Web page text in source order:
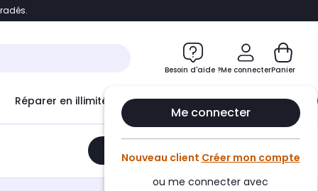
Accéder directement au chatbot
Besoin d'aide ?Me connecter
Me connecter
Nouveau client Créer mon compte
ou me connecter avec
Panier
Réparer en illimité avec Le Club Infinity
Ajouter au panier •